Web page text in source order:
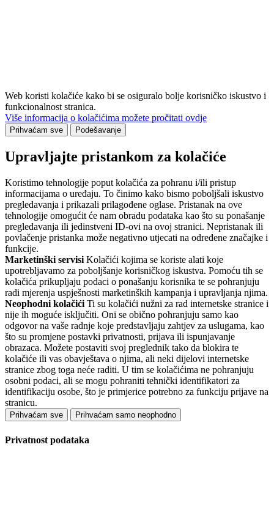
Web koristi kolačiće kako bi se osiguralo bolje korisničko iskustvo i
funkcionalnost stranica.
Više informacija o kolačićima možete pročitati ovdje
Prihvaćam sve Podešavanje
Upravljajte pristankom za kolačiće
Koristimo tehnologije poput kolačića za pohranu i/ili pristup
informacijama o uređaju. To činimo kako bismo poboljšali iskustvo
pregledavanja i prikazali prilagođene oglase. Pristanak na ove
tehnologije omogućit će nam obradu podataka kao što su ponašanje
pregledavanja ili jedinstveni ID-ovi na ovoj stranici. Nepristanak ili
povlačenje pristanka može negativno utjecati na određene značajke i
funkcije.
Marketinški servisi Kolačići kojima se koriste alati koje
upotrebljavamo za poboljšanje korisničkog iskustva. Pomoću tih se
kolačića prikupljaju podaci o ponašanju korisnika te se pohranjuju
radi mjerenja uspješnosti marketinških kampanja i upravljanja njima.
Neophodni kolačići Ti su kolačići nužni za rad internetske stranice i
nije ih moguće isključiti. Oni se obično pohranjuju samo kao
odgovor na vaše radnje koje predstavljaju zahtjev za uslugama, kao
što su promjene postavki privatnosti, prijava ili ispunjavanje
obrazaca. Možete postaviti svoj preglednik tako da blokira te
kolačiće ili vas obavještava o njima, ali neki dijelovi internetske
stranice zbog toga neće raditi. U tim se kolačićima ne pohranjuju
osobni podaci, ali se mogu pohraniti tehnički identifikatori za
identifikaciju osobe, što je primjerice potrebno za funkciju prijave na
stranicu.
Prihvaćam sve Prihvaćam samo neophodno
Privatnost podataka